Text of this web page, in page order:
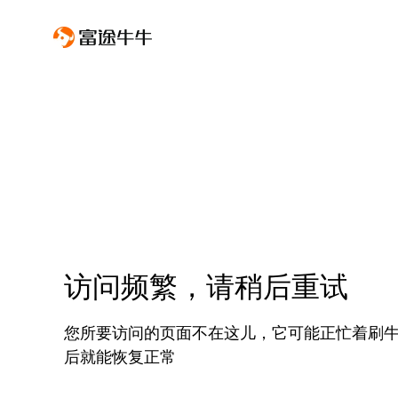
访问频繁，请稍后重试
您所要访问的页面不在这儿，它可能正忙着刷
后就能恢复正常